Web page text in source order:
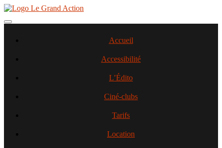
Aller
contenu
Toggle navigation
Accueil
Accessibilité
L’Édito
Ciné-clubs
Tarifs
Location